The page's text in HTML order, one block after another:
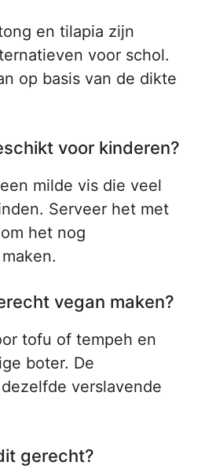
en tilapia zijn
voor schol.
op basis van de dikte
voor kinderen?
milde vis die veel
Serveer het met
het nog
vegan maken?
tofu of tempeh en
boter. De
verslavende
gerecht?